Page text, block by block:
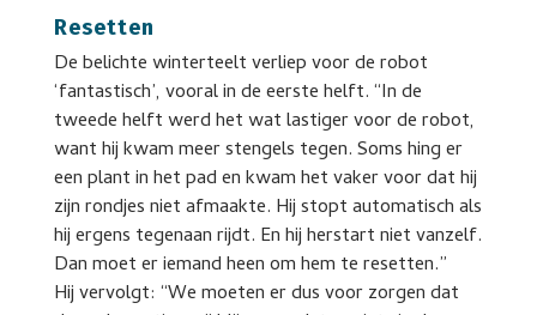
Resetten
De belichte winterteelt verliep voor de robot
‘fantastisch’, vooral in de eerste helft. “In de
tweede helft werd het wat lastiger voor de robot,
want hij kwam meer stengels tegen. Soms hing er
een plant in het pad en kwam het vaker voor dat hij
zijn rondjes niet afmaakte. Hij stopt automatisch als
hij ergens tegenaan rijdt. En hij herstart niet vanzelf.
Dan moet er iemand heen om hem te resetten.”
Hij vervolgt: “We moeten er dus voor zorgen dat